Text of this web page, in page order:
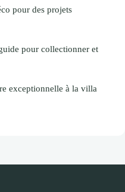
pour des projets
pour collectionner et
exceptionnelle à la villa